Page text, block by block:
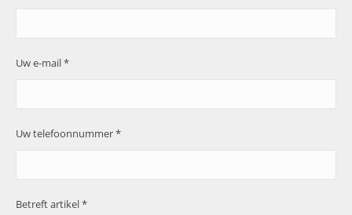
Uw e-mail *
Uw telefoonnummer *
Betreft artikel *